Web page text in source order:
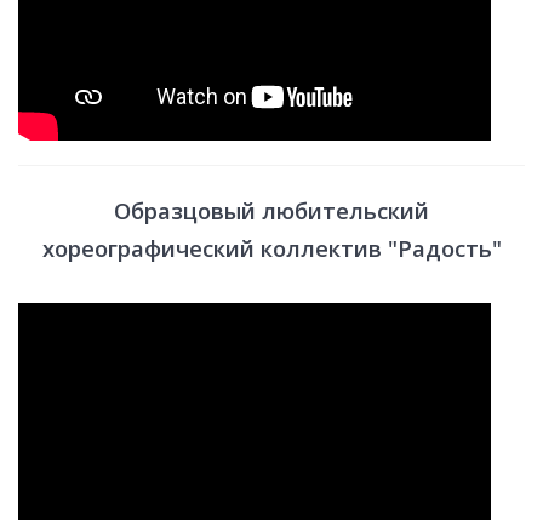
Образцовый любительский
хореографический коллектив "Радость"